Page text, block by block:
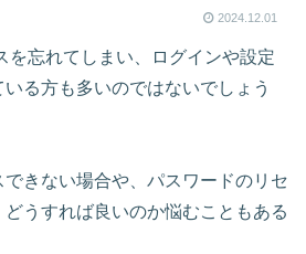
2024.12.01
を忘れてしまい、ログインや設定
る方も多いのではないでしょう
きない場合や、パスワードのリセ
うすれば良いのか悩むこともある